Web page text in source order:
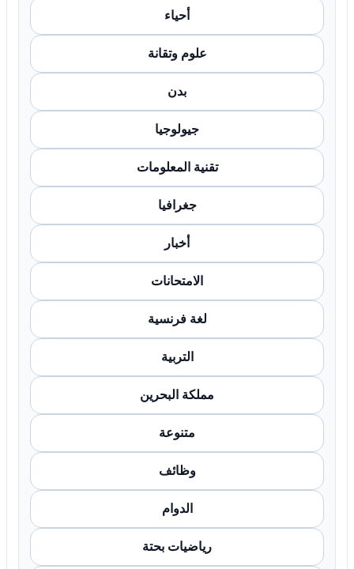
أحياء
علوم وتقانة
بدن
جيولوجيا
تقنية المعلومات
جغرافيا
أخبار
الامتحانات
لغة فرنسية
التربية
مملكة البحرين
متنوعة
وظائف
الدوام
رياضيات بحتة